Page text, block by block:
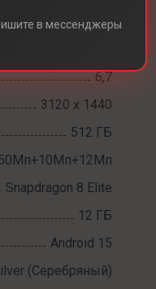
6,7
3120 x 1440
512 ГБ
Snapdragon 8 Elite
12 ГБ
Android 15
(Серебряный)
в мессенджеры